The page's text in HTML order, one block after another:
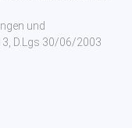
und
D.Lgs 30/06/2003